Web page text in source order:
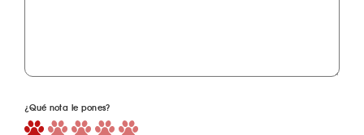
¿Qué nota le pones?